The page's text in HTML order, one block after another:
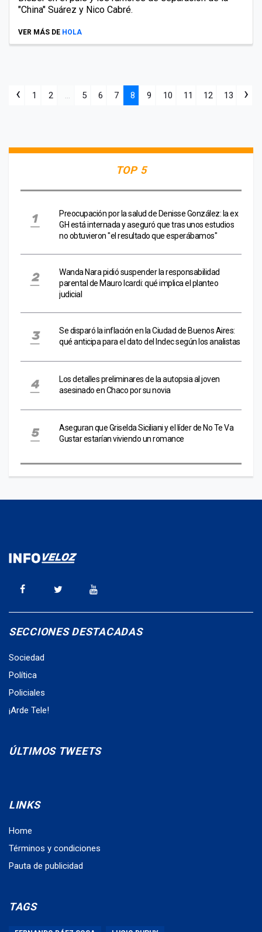
"China" Suárez y Nico Cabré.
VER MÁS DE HOLA
‹ 1 2 ... 5 6 7 8 9 10 11 12 13 ›
TOP 5
Preocupación por la salud de Denisse González: la ex
GH está internada y aseguró que tras unos estudios
no obtuvieron "el resultado que esperábamos"
Wanda Nara pidió suspender la responsabilidad
parental de Mauro Icardi: qué implica el planteo
judicial
Se disparó la inflación en la Ciudad de Buenos Aires:
qué anticipa para el dato del Indec según los analistas
Los detalles preliminares de la autopsia al joven
asesinado en Chaco por su novia
Aseguran que Griselda Siciliani y el líder de No Te Va
Gustar estarían viviendo un romance
SECCIONES DESTACADAS
Sociedad
Política
Policiales
¡Arde Tele!
ÚLTIMOS TWEETS
LINKS
Home
Términos y condiciones
Pauta de publicidad
TAGS